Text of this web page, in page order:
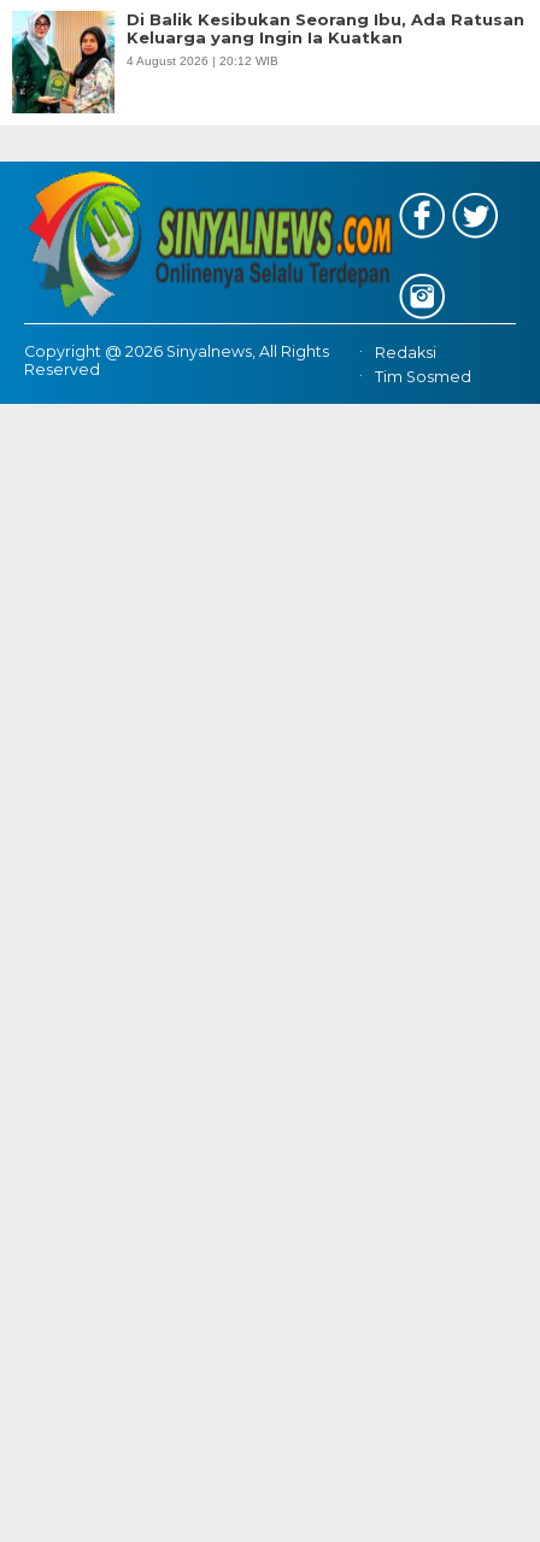
Di Balik Kesibukan Seorang Ibu, Ada Ratusan
Keluarga yang Ingin Ia Kuatkan
4 August 2026 | 20:12 WIB
Copyright @ 2026 Sinyalnews, All Rights
Reserved
Redaksi
Tim Sosmed